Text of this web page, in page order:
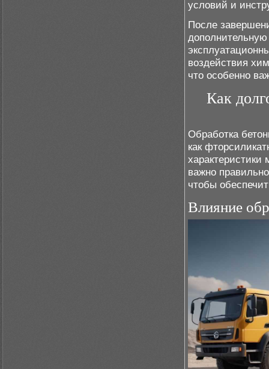
условий и
После
дополнительную
воздействия
что особенно
Как
Обработка
как
характеристики
важно
чтобы
Влияние